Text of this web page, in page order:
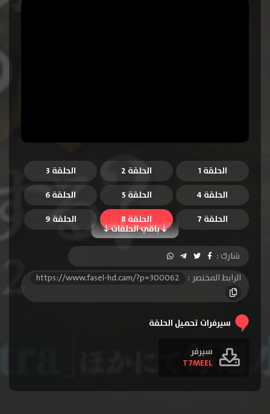
الحلقة 1 الحلقة 2
الحلقة 3
الحلقة 4
الحلقة 5 الحلقة 6
باقي الحلقات
الحلقة 7 الحلقة 8
الحلقة 9
الحلقة 10
الحلقة 11
الحلقة 12
شارك :
الرابط المختصر :
https://www.fasel-hd.cam/?p=300062
سيرفرات تحميل الحلقة
سيرفر
T7MEEL